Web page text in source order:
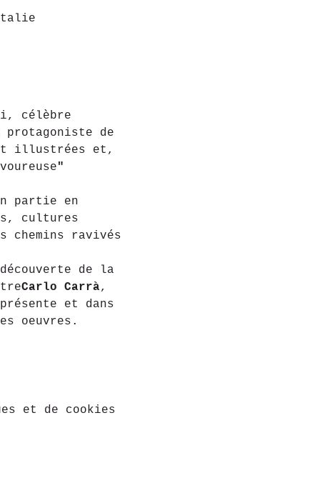
célèbre
de
illustrées et,
"
partie en
cultures
chemins ravivés
de la
Carlo Carrà,
et dans
oeuvres.
et de cookies